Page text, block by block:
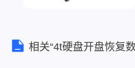
相关“4t硬盘开盘恢复